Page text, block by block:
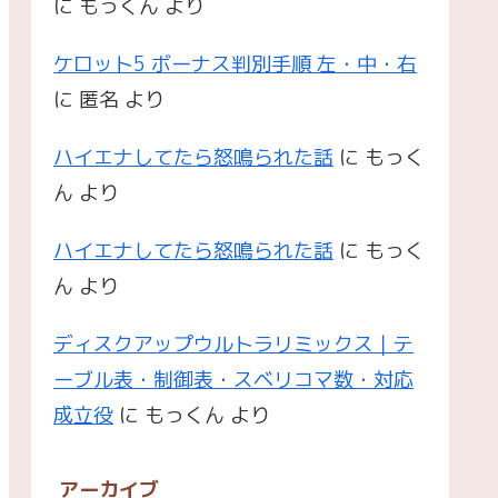
に もっくん より
ケロット5 ボーナス判別手順 左・中・右
に 匿名 より
ハイエナしてたら怒鳴られた話 に もっく
ん より
ハイエナしてたら怒鳴られた話 に もっく
ん より
ディスクアップウルトラリミックス｜テ
ーブル表・制御表・スベリコマ数・対応
成立役 に もっくん より
アーカイブ